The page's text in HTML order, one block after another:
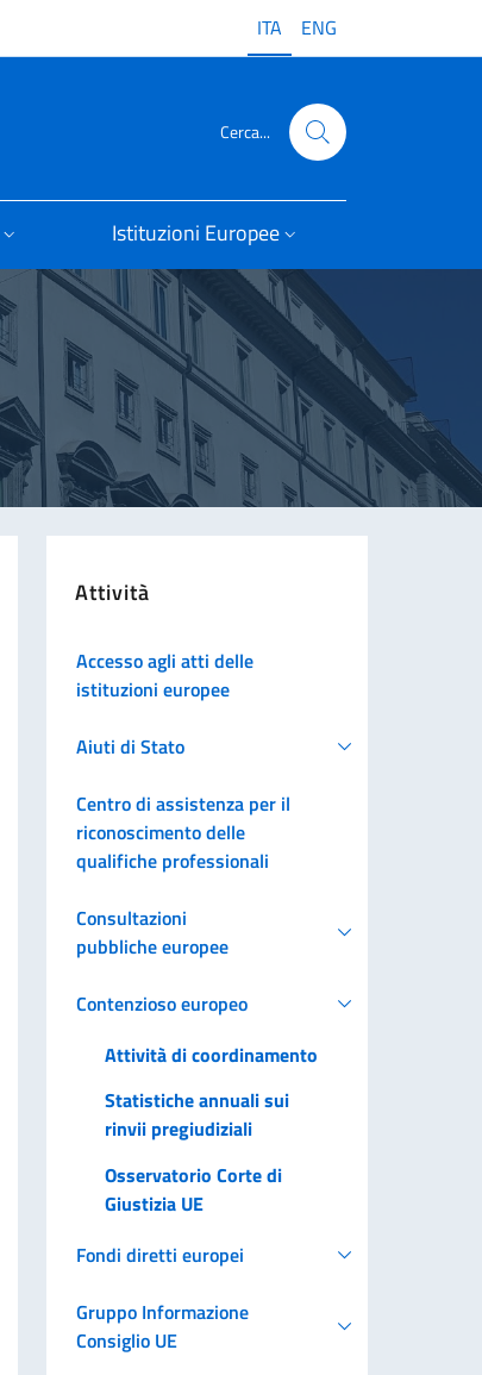
ITA ENG
Cerca...
Istituzioni Europee
Attività
Accesso agli atti delle
istituzioni europee
Aiuti di Stato
Centro di assistenza per il
riconoscimento delle
qualifiche professionali
Consultazioni
pubbliche europee
Contenzioso europeo
Attività di coordinamento
Statistiche annuali sui
rinvii pregiudiziali
Osservatorio Corte di
Giustizia UE
Fondi diretti europei
Gruppo Informazione
Consiglio UE